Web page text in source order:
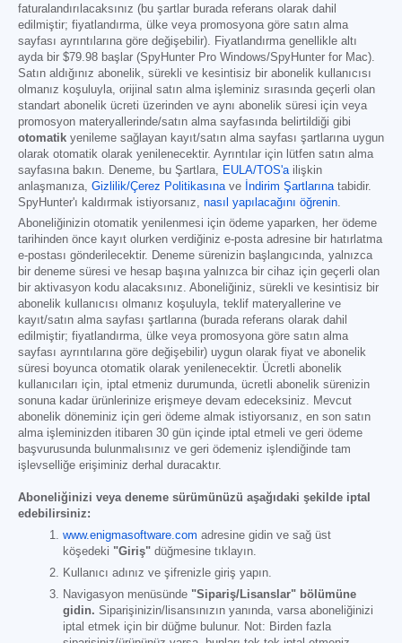
faturalandırılacaksınız (bu şartlar burada referans olarak dahil
edilmiştir; fiyatlandırma, ülke veya promosyona göre satın alma
sayfası ayrıntılarına göre değişebilir). Fiyatlandırma genellikle altı
ayda bir $79.98 başlar (SpyHunter Pro Windows/SpyHunter for Mac).
Satın aldığınız abonelik, sürekli ve kesintisiz bir abonelik kullanıcısı
olmanız koşuluyla, orijinal satın alma işleminiz sırasında geçerli olan
standart abonelik ücreti üzerinden ve aynı abonelik süresi için veya
promosyon materyallerinde/satın alma sayfasında belirtildiği gibi
otomatik yenileme sağlayan kayıt/satın alma sayfası şartlarına uygun
olarak otomatik olarak yenilenecektir. Ayrıntılar için lütfen satın alma
sayfasına bakın. Deneme, bu Şartlara,
EULA/TOS'a ilişkin
anlaşmanıza, Gizlilik/Çerez Politikasına ve İndirim Şartlarına tabidir.
SpyHunter'ı kaldırmak istiyorsanız, nasıl yapılacağını öğrenin
Aboneliğinizin otomatik yenilenmesi için ödeme yaparken, her ödeme
tarihinden önce kayıt olurken verdiğiniz e-posta adresine bir hatırlatma
e-postası gönderilecektir. Deneme sürenizin başlangıcında, yalnızca
bir deneme süresi ve hesap başına yalnızca bir cihaz için geçerli olan
bir aktivasyon kodu alacaksınız. Aboneliğiniz, sürekli ve kesintisiz bir
abonelik kullanıcısı olmanız koşuluyla, teklif materyallerine ve
kayıt/satın alma sayfası şartlarına (burada referans olarak dahil
edilmiştir; fiyatlandırma, ülke veya promosyona göre satın alma
sayfası ayrıntılarına göre değişebilir) uygun olarak fiyat ve abonelik
süresi boyunca otomatik olarak yenilenecektir. Ücretli abonelik
kullanıcıları için, iptal etmeniz durumunda, ücretli abonelik sürenizin
sonuna kadar ürünlerinize erişmeye devam edeceksiniz. Mevcut
abonelik döneminiz için geri ödeme almak istiyorsanız, en son satın
alma işleminizden itibaren 30 gün içinde iptal etmeli ve geri ödeme
başvurusunda bulunmalısınız ve geri ödemeniz işlendiğinde tam
işlevselliğe erişiminiz derhal duracaktır.
Aboneliğinizi veya deneme sürümünüzü aşağıdaki şekilde iptal
edebilirsiniz:
www.enigmasoftware.com adresine gidin ve sağ üst
köşedeki "Giriş" düğmesine tıklayın.
Kullanıcı adınız ve şifrenizle giriş yapın.
Navigasyon menüsünde "Sipariş/Lisanslar" bölümüne
gidin. Siparişinizin/lisansınızın yanında, varsa aboneliğinizi
iptal etmek için bir düğme bulunur. Not: Birden fazla